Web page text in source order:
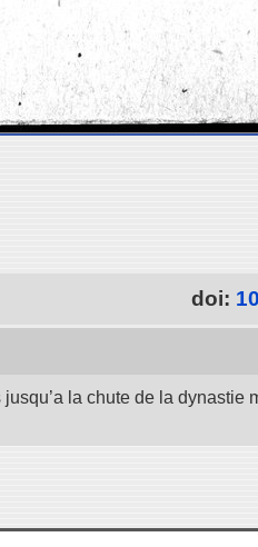
doi:
la chute de la dynastie